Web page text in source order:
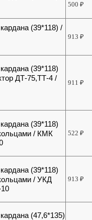
500₽
(39*118) /
913₽
(39*118)
ДТ-75,ТТ-4 /
911₽
(39*118)
/ КМК
522₽
(39*118)
/ УКД
913₽
(47,6*135)